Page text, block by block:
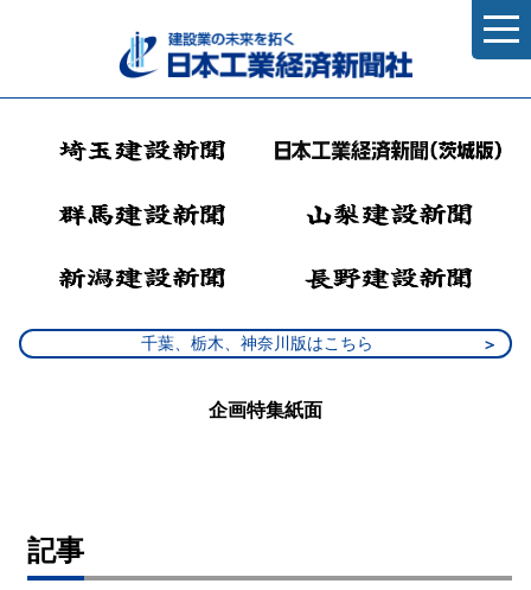
千葉、栃木、神奈川版はこちら
企画特集紙面
記事